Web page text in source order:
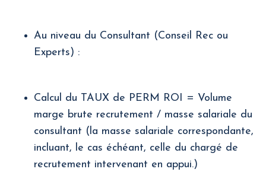
Au niveau du Consultant (Conseil Rec ou
Experts) :
Calcul du TAUX de PERM ROI = Volume
marge brute recrutement / masse salariale du
consultant (la masse salariale correspondante,
incluant, le cas échéant, celle du chargé de
recrutement intervenant en appui.)